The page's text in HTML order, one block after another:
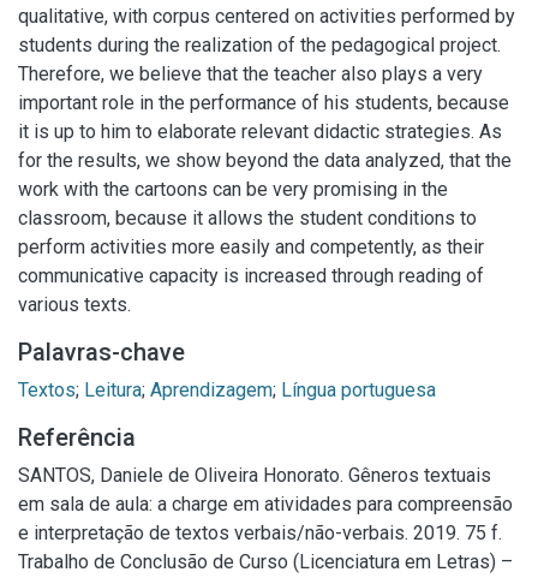
qualitative, with corpus centered on activities performed by
students during the realization of the pedagogical project.
Therefore, we believe that the teacher also plays a very
important role in the performance of his students, because
it is up to him to elaborate relevant didactic strategies. As
for the results, we show beyond the data analyzed, that the
work with the cartoons can be very promising in the
classroom, because it allows the student conditions to
perform activities more easily and competently, as their
communicative capacity is increased through reading of
various texts.
Palavras-chave
Textos; Leitura; Aprendizagem; Língua portuguesa
Referência
SANTOS, Daniele de Oliveira Honorato. Gêneros textuais
em sala de aula: a charge em atividades para compreensão
e interpretação de textos verbais/não-verbais. 2019. 75 f.
Trabalho de Conclusão de Curso (Licenciatura em Letras) –